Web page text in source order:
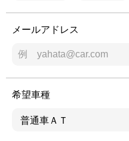
メールアドレス
希望車種